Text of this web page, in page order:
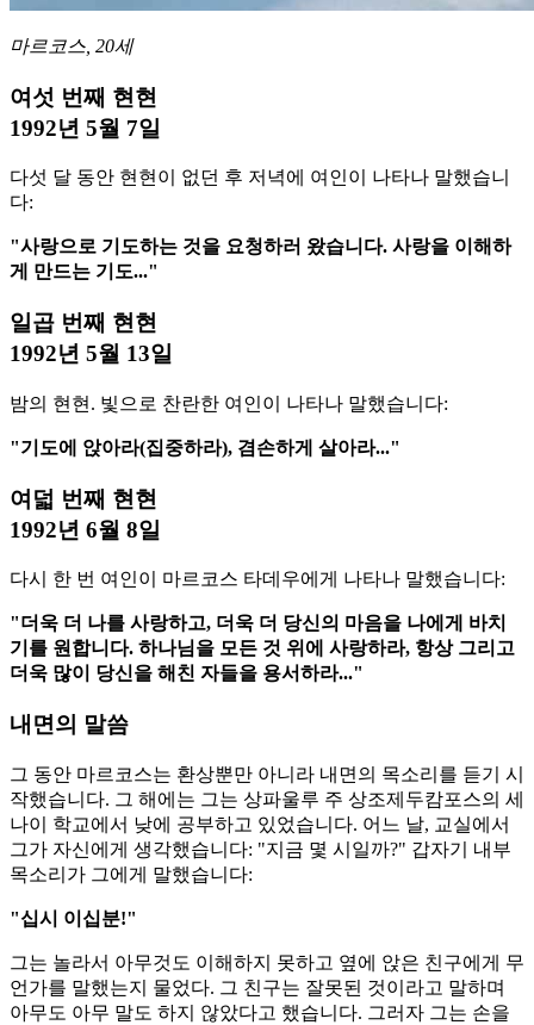
마르코스, 20세
여섯 번째 현현
1992년 5월 7일
다섯 달 동안 현현이 없던 후 저녁에 여인이 나타나 말했습니
다:
"사랑으로 기도하는 것을 요청하러 왔습니다. 사랑을 이해하
게 만드는 기도..."
일곱 번째 현현
1992년 5월 13일
밤의 현현. 빛으로 찬란한 여인이 나타나 말했습니다:
"기도에 앉아라(집중하라), 겸손하게 살아라..."
여덟 번째 현현
1992년 6월 8일
다시 한 번 여인이 마르코스 타데우에게 나타나 말했습니다:
"더욱 더 나를 사랑하고, 더욱 더 당신의 마음을 나에게 바치
기를 원합니다. 하나님을 모든 것 위에 사랑하라, 항상 그리고
더욱 많이 당신을 해친 자들을 용서하라..."
내면의 말씀
그 동안 마르코스는 환상뿐만 아니라 내면의 목소리를 듣기 시
작했습니다. 그 해에는 그는 상파울루 주 상조제두캄포스의 세
나이 학교에서 낮에 공부하고 있었습니다. 어느 날, 교실에서
그가 자신에게 생각했습니다: "지금 몇 시일까?" 갑자기 내부
목소리가 그에게 말했습니다:
"십시 이십분!"
그는 놀라서 아무것도 이해하지 못하고 옆에 앉은 친구에게 무
언가를 말했는지 물었다. 그 친구는 잘못된 것이라고 말하며
아무도 아무 말도 하지 않았다고 했습니다. 그러자 그는 손을